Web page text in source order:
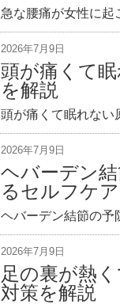
急な腰痛が女性に
2026年7月9日
頭が痛くて
を解説
頭が痛くて眠れな
2026年7月9日
ヘバーデン
るセルフケア
ヘバーデン結節の
2026年7月9日
足の裏が熱
対策を解説